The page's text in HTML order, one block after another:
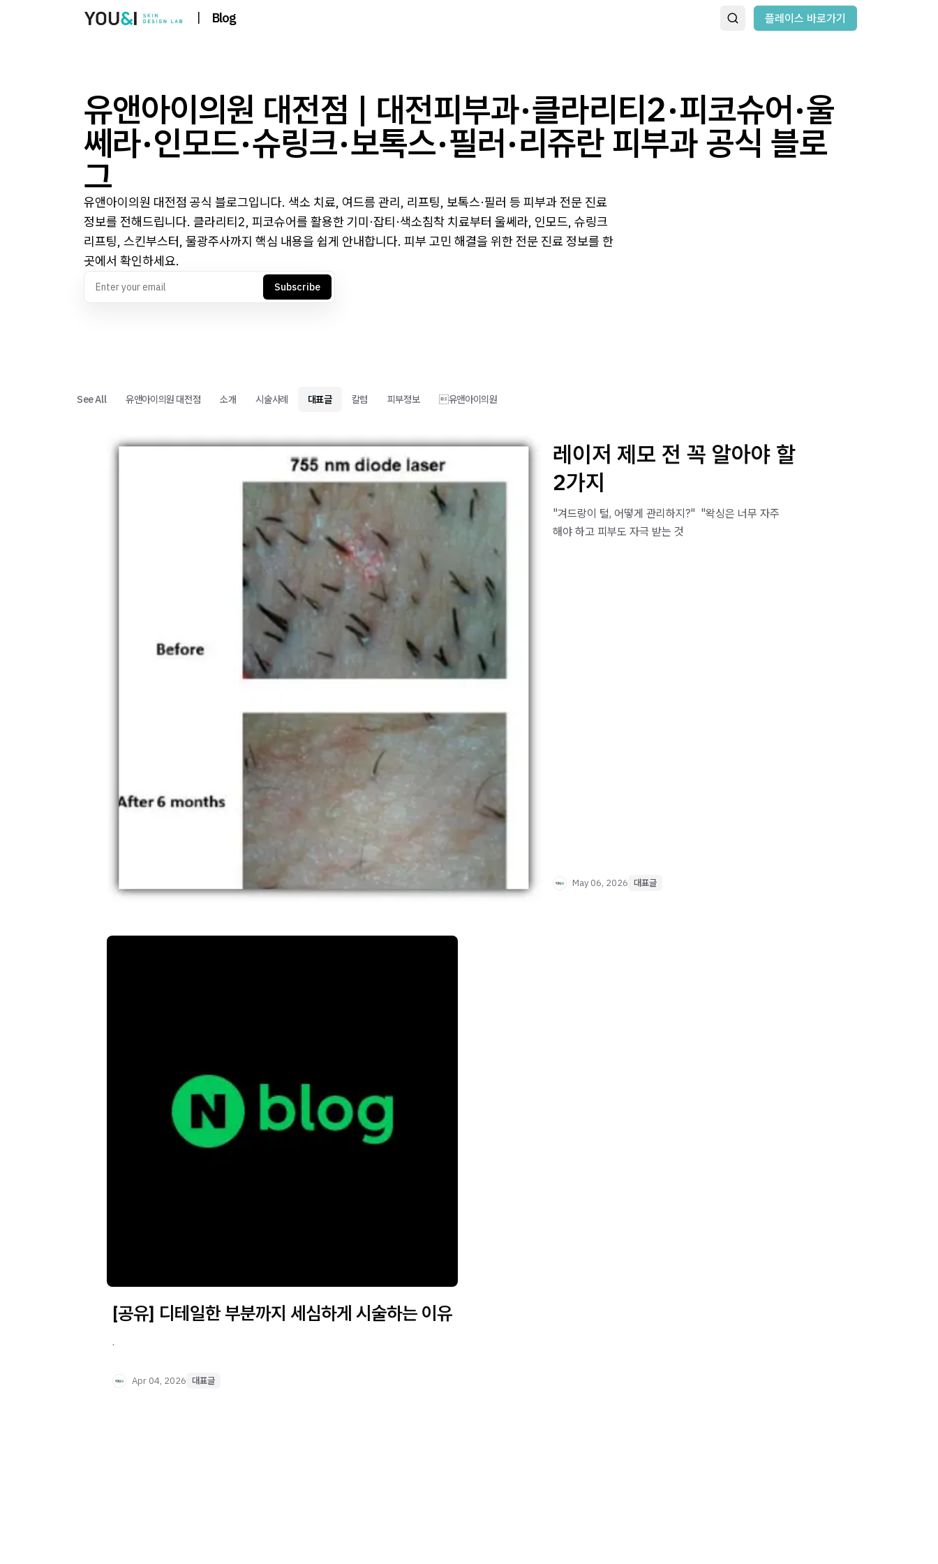
| Blog 플레이스 바로가기
유앤아이의원 대전점 | 대전피부과·클라리티2·피코슈어·울
쎄라·인모드·슈링크·보톡스·필러·리쥬란 피부과 공식 블로
그
유앤아이의원 대전점 공식 블로그입니다. 색소 치료, 여드름 관리, 리프팅, 보톡스·필러 등 피부과 전문 진료
정보를 전해드립니다. 클라리티2, 피코슈어를 활용한 기미·잡티·색소침착 치료부터 울쎄라, 인모드, 슈링크
리프팅, 스킨부스터, 물광주사까지 핵심 내용을 쉽게 안내합니다. 피부 고민 해결을 위한 전문 진료 정보를 한
곳에서 확인하세요.
Subscribe
See All 유앤아이의원 대전점 소개 시술사례 대표글 칼럼 피부정보 유앤아이의원
레이저 제모 전 꼭 알아야 할
2가지
"겨드랑이 털, 어떻게 관리하지?" ​ "왁싱은 너무 자주
해야 하고 피부도 자극 받는 것
May 06, 2026 대표글
[공유] 디테일한 부분까지 세심하게 시술하는 이유
.
Apr 04, 2026 대표글